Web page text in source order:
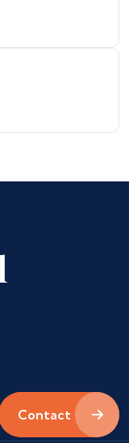
Contact